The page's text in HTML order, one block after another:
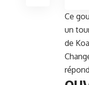
Ce
un
de